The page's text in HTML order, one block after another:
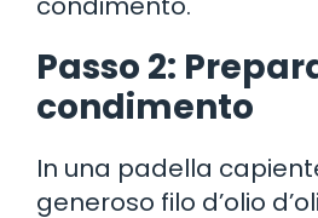
Passo 2:
condimento
In una padella
generoso filo d’olio